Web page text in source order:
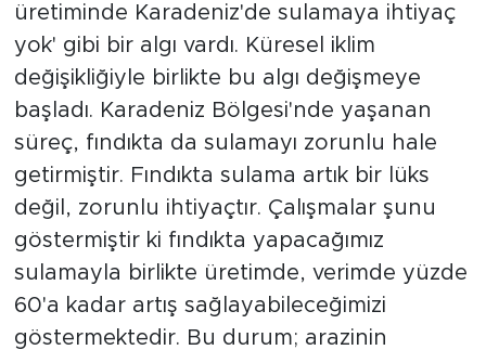
üretiminde Karadeniz'de sulamaya ihtiyaç
yok' gibi bir algı vardı. Küresel iklim
değişikliğiyle birlikte bu algı değişmeye
başladı. Karadeniz Bölgesi'nde yaşanan
süreç, fındıkta da sulamayı zorunlu hale
getirmiştir. Fındıkta sulama artık bir lüks
değil, zorunlu ihtiyaçtır. Çalışmalar şunu
göstermiştir ki fındıkta yapacağımız
sulamayla birlikte üretimde, verimde yüzde
60'a kadar artış sağlayabileceğimizi
göstermektedir. Bu durum; arazinin